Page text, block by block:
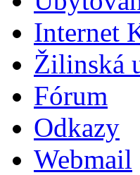
Internet
Žilinská
Fórum
Odkazy
Webmail